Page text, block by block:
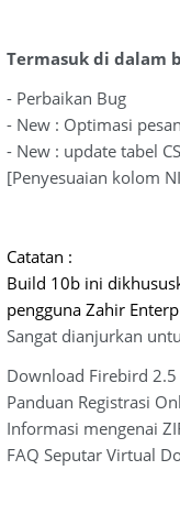
Termasuk di dalam
- Perbaikan Bug
- New : Optimasi
- New : update tabel
[Penyesuaian kolom
Catatan :
Build 10b ini
pengguna Zahir
Sangat dianjurkan
Download Firebird
Panduan Registrasi
Informasi mengenai
FAQ Seputar Virtual